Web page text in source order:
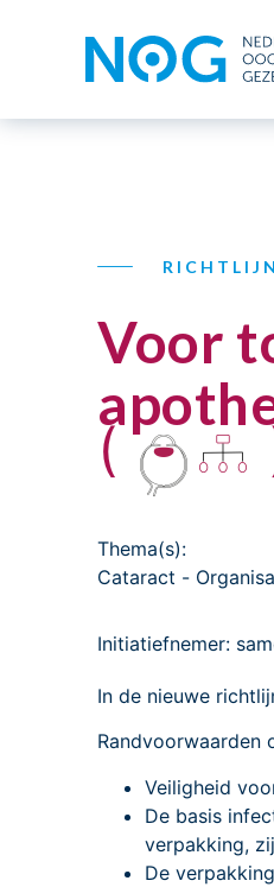
RICHTLIJN
Voor
(
Thema(s):
Cataract -
Initiatiefnemer:
In de nieuwe
Randvoorwaarden
Veiligheid
De basis
verpakking,
De